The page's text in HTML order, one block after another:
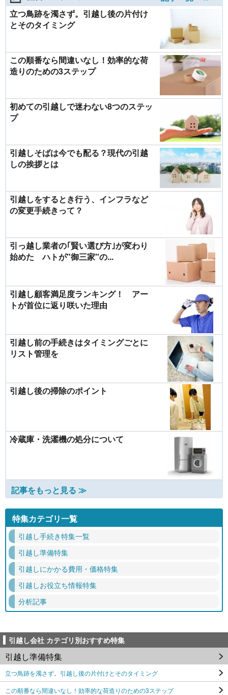
立つ鳥跡を濁さず。引越し後の片付け
とそのタイミング
この順番なら間違いなし！効率的な荷
造りのための3ステップ
初めての引越しで迷わない8つのステッ
プ
引越しそばは今でも配る？現代の引越
しの挨拶とは
引越しをするとき行う、インフラなど
の変更手続きって？
引っ越し業者の｢賢い選び方｣が変わり
始めた ハトが"御三家"の...
引越し顧客満足度ランキング！ アー
トが首位に返り咲いた理由
引越し前の手続きはタイミングごとに
リスト管理を
引越し後の掃除のポイント
冷蔵庫・洗濯機の処分について
記事をもっと見る ≫
特集カテゴリ一覧
引越し手続き特集一覧
引越し準備特集
引越しにかかる費用・価格特集
引越しお役立ち情報特集
分析記事
引越し会社 カテゴリ別おすすめ特集
引越し準備特集
立つ鳥跡を濁さず。引越し後の片付けとそのタイミング
この順番なら間違いなし！効率的な荷造りのための3ステップ